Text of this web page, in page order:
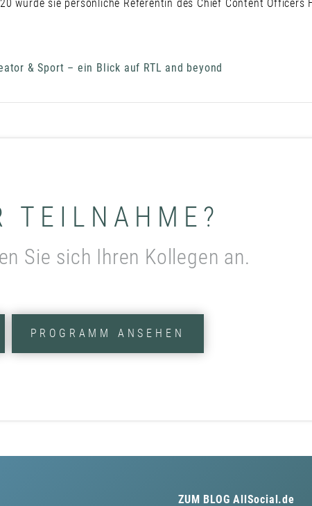
wurde sie persönliche Referentin des Chief Content Officers
& Sport – ein Blick auf RTL and beyond
TEILNAHME?
Sie sich Ihren Kollegen an.
PROGRAMM ANSEHEN
ZUM BLOGAllSocial.de